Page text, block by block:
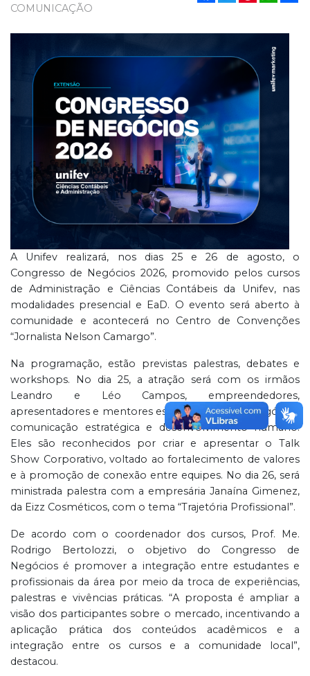
COMUNICAÇÃO
A Unifev realizará, nos dias 25 e 26 de agosto, o
Congresso de Negócios 2026, promovido pelos cursos
de Administração e Ciências Contábeis da Unifev, nas
modalidades presencial e EaD. O evento será aberto à
comunidade e acontecerá no Centro de Convenções
“Jornalista Nelson Camargo”.
Na programação, estão previstas palestras, debates e
workshops. No dia 25, a atração será com os irmãos
Leandro e Léo Campos, empreendedores,
apresentadores e mentores especializados em negócios,
comunicação estratégica e desenvolvimento humano.
Eles são reconhecidos por criar e apresentar o Talk
Show Corporativo, voltado ao fortalecimento de valores
e à promoção de conexão entre equipes. No dia 26, será
ministrada palestra com a empresária Janaína Gimenez,
da Eizz Cosméticos, com o tema “Trajetória Profissional”.
De acordo com o coordenador dos cursos, Prof. Me.
Rodrigo Bertolozzi, o objetivo do Congresso de
Negócios é promover a integração entre estudantes e
profissionais da área por meio da troca de experiências,
palestras e vivências práticas. “A proposta é ampliar a
visão dos participantes sobre o mercado, incentivando a
aplicação prática dos conteúdos acadêmicos e a
integração entre os cursos e a comunidade local”,
destacou.